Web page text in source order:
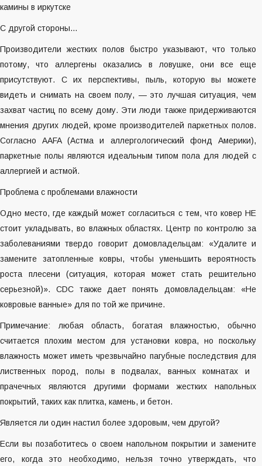
камины в иркутске
С другой стороны…
Производители жестких полов быстро указывают, что только
потому, что аллергены оказались в ловушке, они все еще
присутствуют. С их перспективы, пыль, которую вы можете
видеть и снимать на своем полу, — это лучшая ситуация, чем
захват частиц по всему дому. Эти люди также придерживаются
мнения других людей, кроме производителей паркетных полов.
Согласно AAFA (Астма и аллергологический фонд Америки),
паркетные полы являются идеальным типом пола для людей с
аллергией и астмой.
Проблема с проблемами влажности
Одно место, где каждый может согласиться с тем, что ковер НЕ
стоит укладывать, во влажных областях. Центр по контролю за
заболеваниями твердо говорит домовладельцам: «Удалите и
замените затопленные ковры, чтобы уменьшить вероятность
роста плесени (ситуация, которая может стать решительно
серьезной)». CDC также дает понять домовладельцам: «Не
ковровые ванные» для по той же причине.
Примечание: любая область, богатая влажностью, обычно
считается плохим местом для установки ковра, но поскольку
влажность может иметь чрезвычайно пагубные последствия для
лиственных пород, полы в подвалах, ванных комнатах и ​​
прачечных являются другими формами жестких напольных
покрытий, таких как плитка, камень, и бетон.
Является ли один настил более здоровым, чем другой?
Если вы позаботитесь о своем напольном покрытии и замените
его, когда это необходимо, нельзя точно утверждать, что